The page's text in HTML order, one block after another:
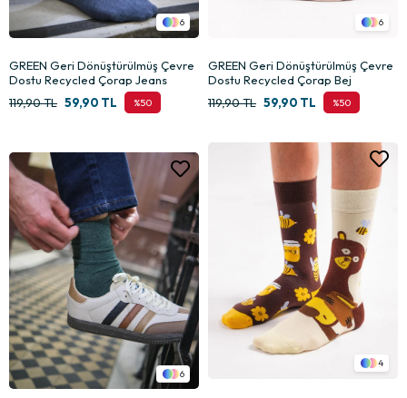
6
GREEN Geri Dönüştürülmüş Çevre
Dostu Recycled Çorap Jeans
%50
59,90 TL
119,90 TL
6
GREEN Geri Dönüştürülmüş Çevre
Dostu Recycled Çorap Bej
%50
59,90 TL
119,90 TL
6
4